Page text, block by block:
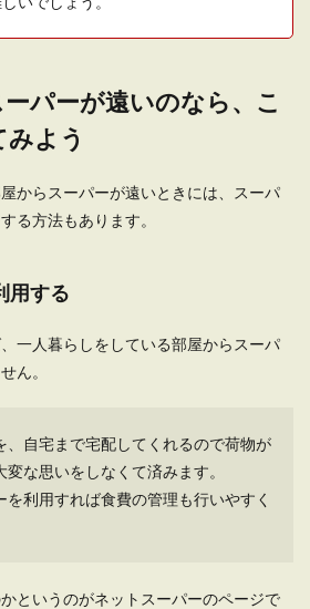
人暮らし用アパートの中には、水道代が固定さ
れている物件があります。 一見するとメリットが
きいよ...
カーテンが付いています。 このシャワーカーテ
人暮らしで栄養を簡単に取る方法！
炊のコツやメニュー選び
パーが遠いのなら、こ
よう
からスーパーが遠いときには、スーパ
る方法もあります。
用する
一人暮らしをしている部屋からスーパ
ん。
、自宅まで宅配してくれるので荷物が
な思いをしなくて済みます。
を利用すれば食費の管理も行いやすく
というのがネットスーパーのページで